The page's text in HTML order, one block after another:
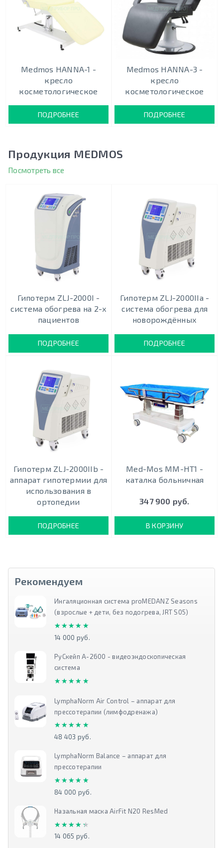
Medmos HANNA-1 -
кресло
косметологическое
ПОДРОБНЕЕ
Medmos HANNA-3 -
кресло
косметологическое
ПОДРОБНЕЕ
Продукция MEDMOS
Посмотреть все
Гипотерм ZLJ-2000I -
система обогрева на 2-х
пациентов
ПОДРОБНЕЕ
Гипотерм ZLJ-2000IIa -
система обогрева для
новорождённых
ПОДРОБНЕЕ
Гипотерм ZLJ-2000IIb -
аппарат гипотермии для
использования в
ортопедии
ПОДРОБНЕЕ
Med-Mos ММ-НТ1 -
каталка больничная
347 900 руб.
В КОРЗИНУ
Рекомендуем
Ингаляционная система proMEDANZ Seasons
(взрослые + дети, без подогрева, JRT S05)
★★★★★
★★★★★
14 000 руб.
РуСкейп А-2600 - видеоэндоскопическая
система
★★★★★
★★★★★
LymphaNorm Air Control – аппарат для
прессотерапии (лимфодренажа)
★★★★★
★★★★★
48 403 руб.
LymphaNorm Balance – аппарат для
прессотерапии
★★★★★
★★★★★
84 000 руб.
Назальная маска AirFit N20 ResMed
★★★★★
★★★★★
14 065 руб.